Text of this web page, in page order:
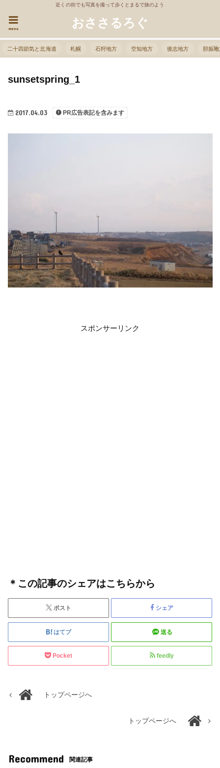
近くの街でも写真を撮って歩くとまるで旅のよう
おささるろぐ
menu
二十四節気と北海道 札幌 石狩地方 空知地方 後志地方 胆振
2017.04.03 PR広告表記を含みます
sunsetspring_1
スポンサーリンク
＊この記事のシェアはこちらから
ポスト シェア
はてブ 送る
Pocket feedly
トップページへ
トップページへ
Recommend 関連記事